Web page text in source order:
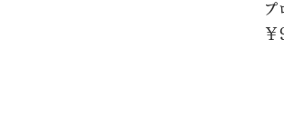
プ
価